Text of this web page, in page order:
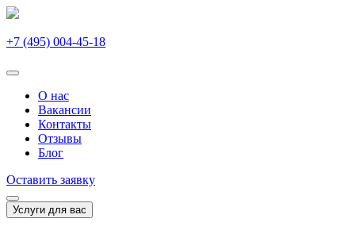
+7 (495) 004-45-18
О нас
Вакансии
Контакты
Отзывы
Блог
Оставить заявку
Услуги для вас